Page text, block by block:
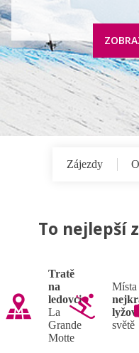
Zájezdy
To nejlepší
Tratě
na
ledovci
La
Grande
Motte
Místa
světě